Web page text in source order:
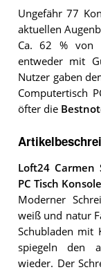
Ungefähr 77
aktuellen
Ca. 62 % von
entweder mit
Nutzer gaben
Computertisch
öfter die
Loft24 Carmen
PC Tisch
Moderner
weiß und natur
Schubladen mit
spiegeln den
wieder. Der